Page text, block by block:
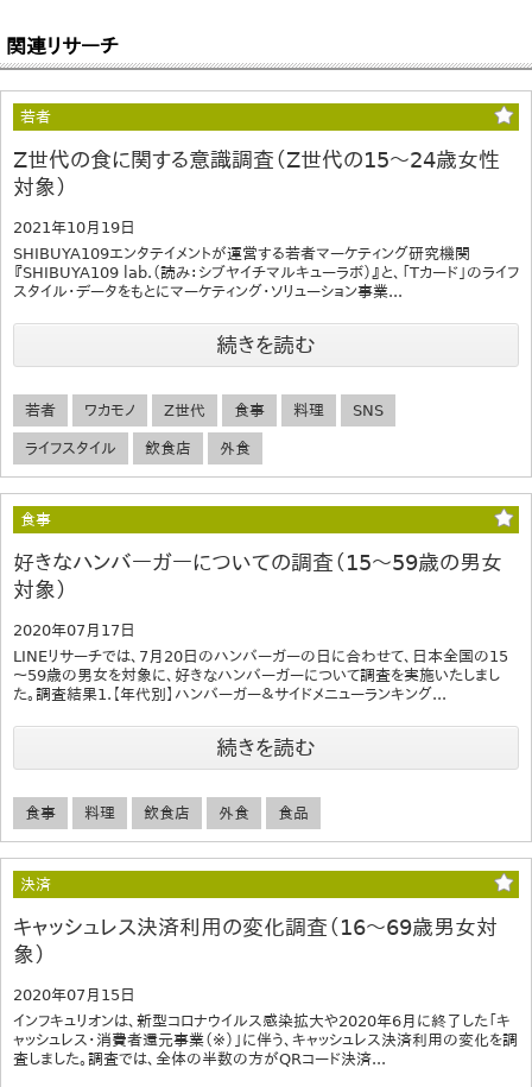
関連リサーチ
若者
Z世代の食に関する意識調査（Z世代の15～24歳女性
対象）
2021年10月19日
SHIBUYA109エンタテイメントが運営する若者マーケティング研究機関
『SHIBUYA109 lab.（読み：シブヤイチマルキューラボ）』と、「Tカード」のライフ
スタイル・データをもとにマーケティング・ソリューション事業...
続きを読む
若者 ワカモノ Z世代 食事 料理 SNS
ライフスタイル 飲食店 外食
食事
好きなハンバーガーについての調査（15～59歳の男女
対象）
2020年07月17日
LINEリサーチでは、7月20日のハンバーガーの日に合わせて、日本全国の15
～59歳の男女を対象に、好きなハンバーガーについて調査を実施いたしまし
た。調査結果1.【年代別】ハンバーガー＆サイドメニューランキング...
続きを読む
食事 料理 飲食店 外食 食品
決済
キャッシュレス決済利用の変化調査（16～69歳男女対
象）
2020年07月15日
インフキュリオンは、新型コロナウイルス感染拡大や2020年6月に終了した「キ
ャッシュレス・消費者還元事業（※）」に伴う、キャッシュレス決済利用の変化を調
査しました。調査では、全体の半数の方がQRコード決済...